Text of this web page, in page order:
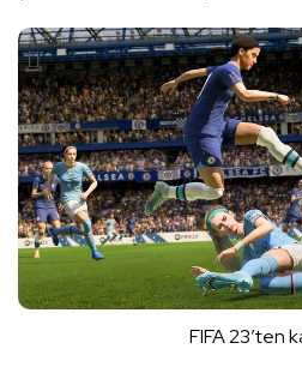
FIFA 23’ten